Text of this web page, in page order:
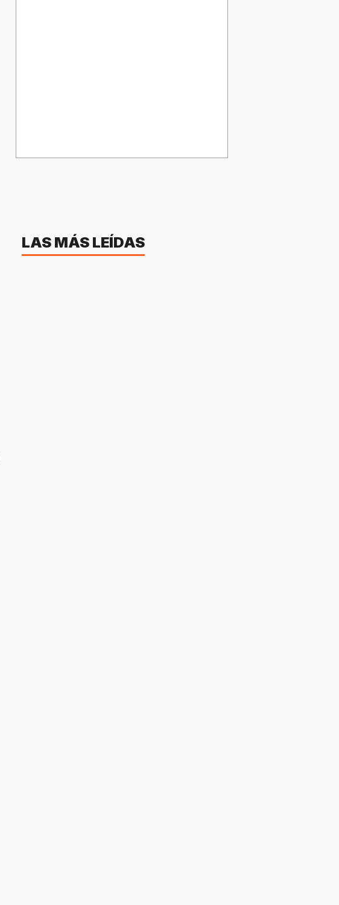
LAS MÁS LEÍDAS